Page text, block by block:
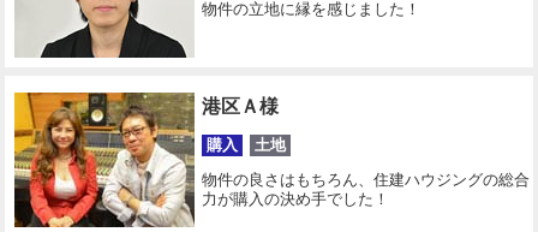
物件の立地に縁を感じました！
港区Ａ様
購入 土地
物件の良さはもちろん、住建ハウジングの総合
力が購入の決め手でした！